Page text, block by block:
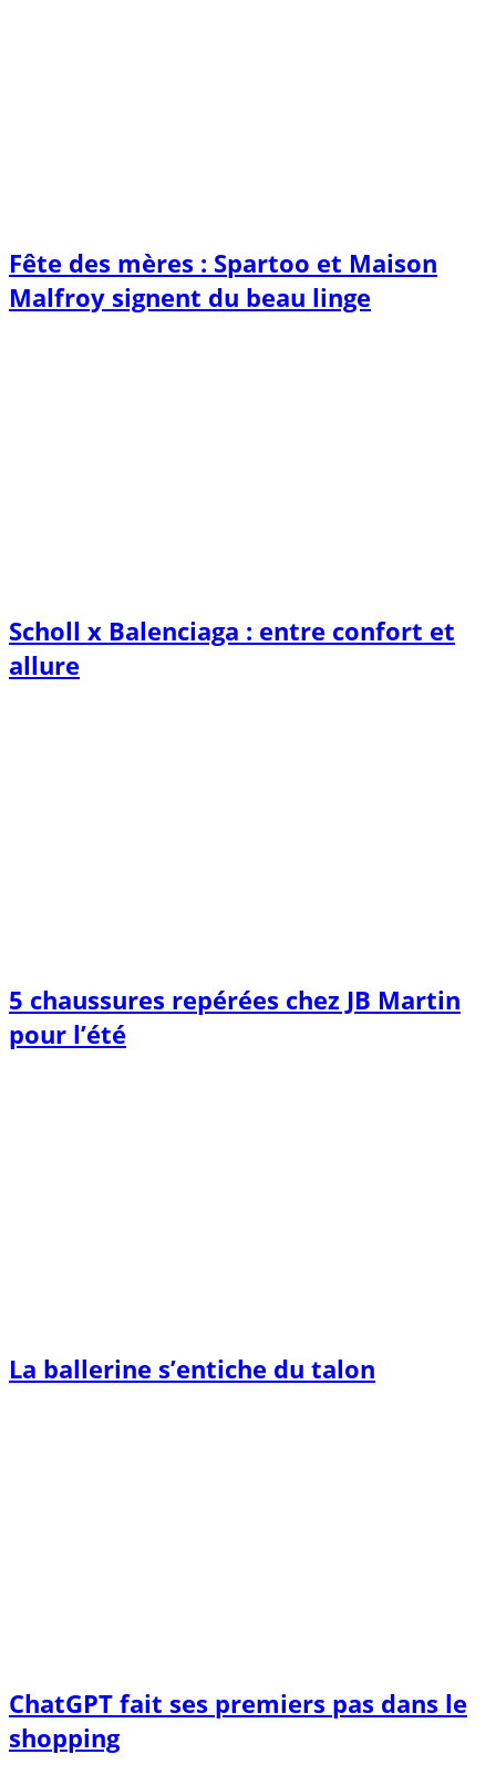
Fête des mères : Spartoo et Maison
Malfroy signent du beau linge
Scholl x Balenciaga : entre confort et
allure
5 chaussures repérées chez JB Martin
pour l’été
La ballerine s’entiche du talon
ChatGPT fait ses premiers pas dans le
shopping